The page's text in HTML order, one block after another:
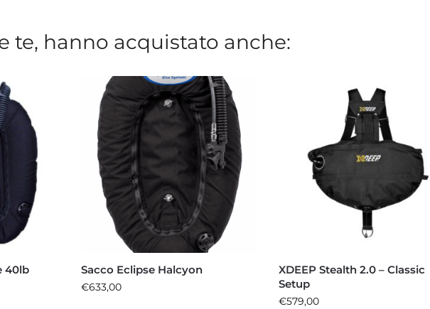
te, hanno acquistato anche:
40lb Sacco Eclipse Halcyon
€633,00
XDEEP Stealth 2.0 – Classic
Setup
€579,00